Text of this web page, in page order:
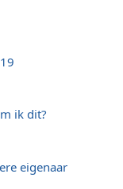
ik dit?
eigenaar